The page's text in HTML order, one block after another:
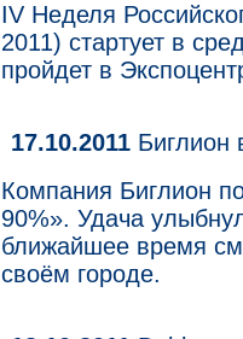
IV Неделя
2011) стартует в
пройдет в
17.10.2011 Биглион
Компания Биглион
90%». Удача
ближайшее время
своём городе.